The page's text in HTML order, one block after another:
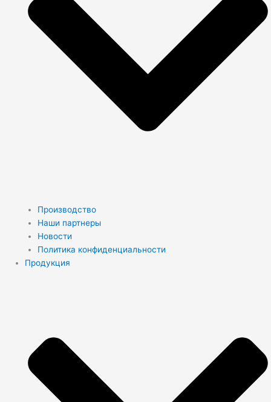
Производство
Наши партнеры
Новости
Политика конфиденциальности
Продукция